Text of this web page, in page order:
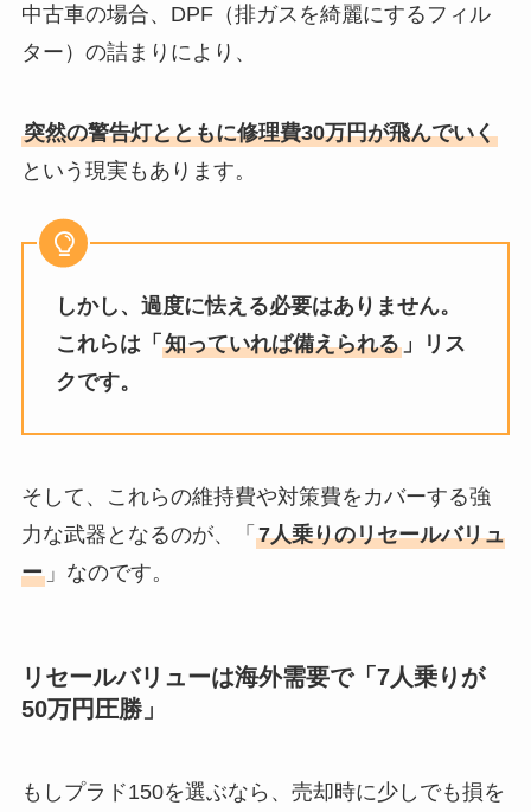
中古車の場合、DPF（排ガスを綺麗にするフィル
ター）の詰まりにより、
突然の警告灯とともに修理費30万円が飛んでいく
という現実もあります。
しかし、過度に怯える必要はありません。
これらは「 知っていれば備えられる」リス
クです。
そして、これらの維持費や対策費をカバーする強
力な武器となるのが、「 7人乗りのリセールバリュ
ー」なのです。
リセールバリューは海外需要で「7人乗りが
50万円圧勝」
もしプラド150を選ぶなら、売却時に少しでも損を